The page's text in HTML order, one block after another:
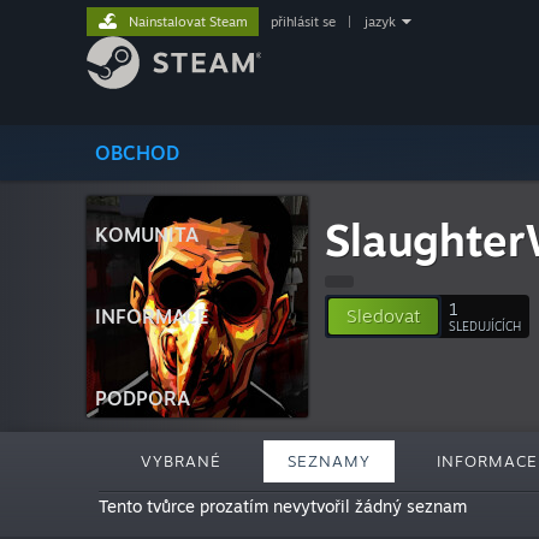
OBCHOD
KOMUNITA
INFORMACE
PODPORA
Nainstalovat Steam přihlásit se jazyk
Sledovat 1
SLEDUJÍCÍCH
VYBRANÉ SEZNAMY INFORMACE
Tento tvůrce prozatím nevytvořil žádný seznam